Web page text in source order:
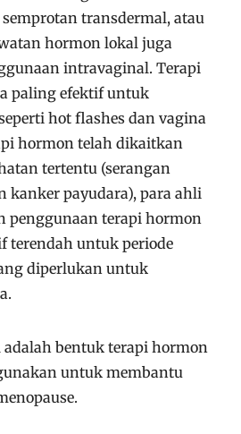
transdermal, atau
hormon lokal juga
intravaginal. Terapi
paling efektif untuk
hot flashes dan vagina
hormon telah dikaitkan
tertentu (serangan
kanker payudara), para ahli
penggunaan terapi hormon
terendah untuk periode
diperlukan untuk
bentuk terapi hormon
untuk membantu